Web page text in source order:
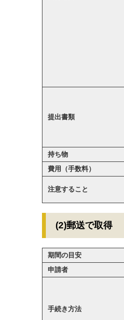
提出書類
持ち物
費用（手数料）
注意すること
(2)郵送で取得
期間の目安
申請者
手続き方法